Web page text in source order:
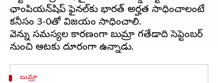
ఛాంపియన్‌షిప్ ఫైనల్‌కు భారత్ అర్హత సాధించాలంటే
కనీసం 3-0తో విజయం సాధించాలి.
వెన్ను సమస్యల కారణంగా బుమ్రా గతేడాది సెప్టెంబర్‌
బుమ్రా